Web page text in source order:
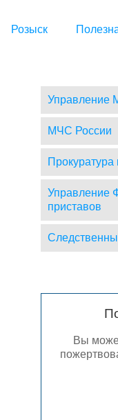
Розыск
Управление
МЧС России
Прокуратура
Управление
приставов
Вы